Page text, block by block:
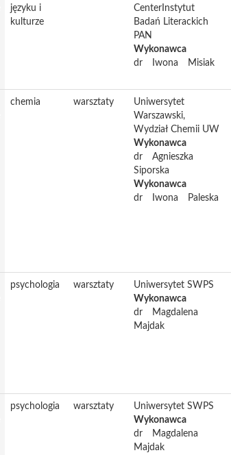
języku i
kulturze
CenterInstytut
Badań Literackich
PAN
Wykonawca
dr
Iwona Misiak
chemia warsztaty
Uniwersytet
Warszawski,
Wydział Chemii UW
Wykonawca
dr
Agnieszka
Siporska
Wykonawca
dr
Iwona Paleska
psychologia warsztaty
Uniwersytet SWPS
Wykonawca
dr
Magdalena
Majdak
psychologia warsztaty
Uniwersytet SWPS
Wykonawca
dr
Magdalena
Majdak